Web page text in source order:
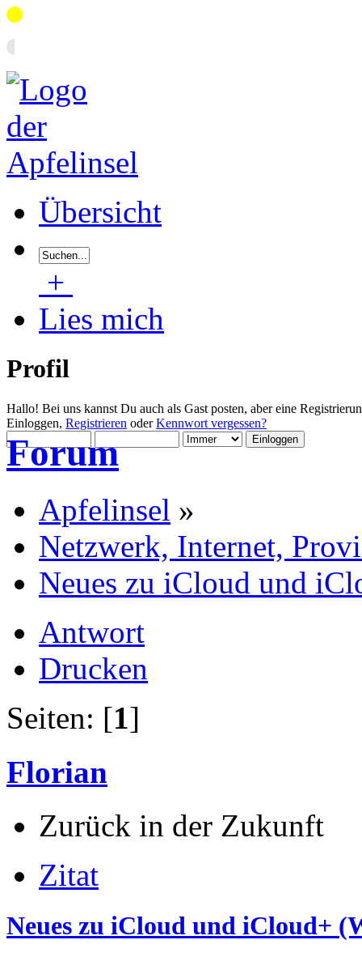
Übersicht
+
Lies mich
Profil
Hallo! Bei uns kannst Du auch als Gast posten, aber eine
Einloggen, Registrieren oderKennwort vergessen?
Forum
Apfelinsel »
Netzwerk, Internet,
Neues zu iCloud und
Antwort
Drucken
Seiten: [1]
Florian
Zurück in der Zukunft
Zitat
Neues zu iCloud und iCloud+